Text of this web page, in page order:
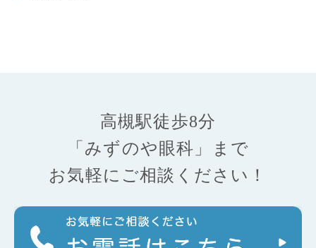
高槻駅徒歩8分
「みずのや眼科」まで
お気軽にご相談ください！